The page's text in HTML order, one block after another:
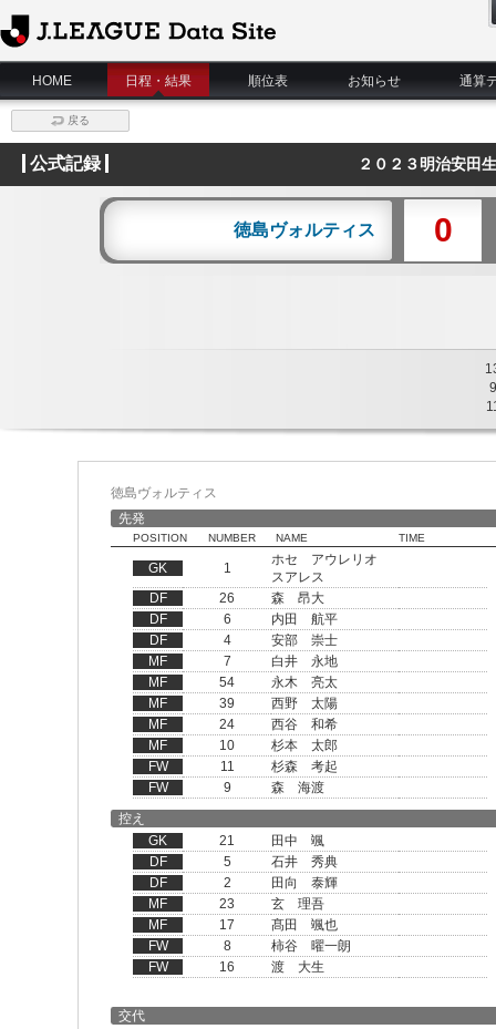
J.League Data Site
HOME
日程・結果 順位表 お知らせ 通算
戻る
公式記録 ２０２３明治安田
徳島ヴォルティス 0
9
徳島ヴォルティス
先発
POSITION NUMBER NAME TIME
GK 1
ホセ アウレリオ
スアレス
DF
26
森 昂大
DF
6
内田 航平
DF
4
安部 崇士
MF
7
白井 永地
MF
54
永木 亮太
MF
39
西野 太陽
MF
24
西谷 和希
MF
10
杉本 太郎
FW
11
杉森 考起
FW
9
森 海渡
控え
GK
21
田中 颯
DF
5
石井 秀典
DF
2
田向 泰輝
MF
23
玄 理吾
MF
17
髙田 颯也
FW
8
柿谷 曜一朗
FW
16 渡 大生
交代